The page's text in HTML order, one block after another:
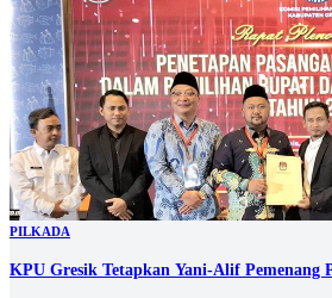
PILKADA
KPU Gresik Tetapkan Yani-Alif Pemenang